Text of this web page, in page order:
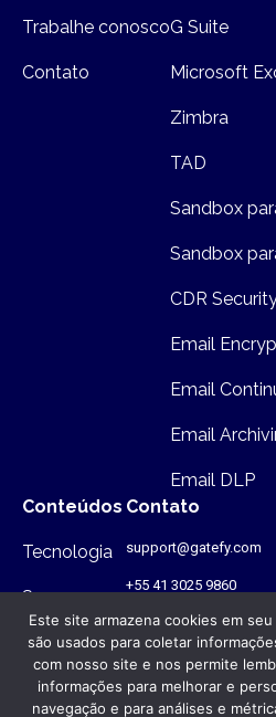
Trabalhe conosco
Contato
G Suite
Microsoft
Zimbra
TAD
Sandbox
Sandbox
CDR
Email
Email
Email
Email DLP
Conteúdos
Tecnologia
Segurança
Infraestutura
Contato
support@gatefy.com
+55 41 3025 9860
Onde estamos
Rua Antônio Gruba, 168 - PR - Brasil
Este site armazena cookies em
são usados para coletar
com nosso site e nos permite
informações para melhorar e
navegação e para análises e